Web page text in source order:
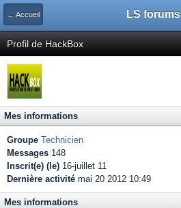
← Accueil LS forums
Profil de HackBox
Mes informations
Groupe Technicien
Messages 148
Inscrit(e) (le) 16-juillet 11
Dernière activité mai 20 2012 10:49
Mes informations